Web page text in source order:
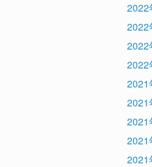
2022
2022
2022
2022
2021
2021
2021
2021
2021